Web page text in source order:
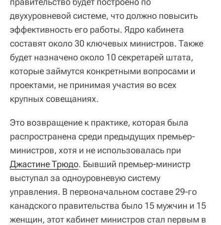
двухуровневой системе, что должно повысить
эффективность его работы. Ядро кабинета
составят около 30 ключевых министров. Также
будет назначено около 10 секретарей штата,
которые займутся конкретными вопросами и
проектами, не принимая участия во всех
крупных совещаниях.
Это возвращение к практике, которая была
распространена среди предыдущих премьер-
министров, хотя и не использовалась при
Джастине Трюдо. Бывший премьер-министр
выступал за одноуровневую систему
управления. В первоначальном составе 29-го
канадского правительства было 15 мужчин и 15
женщин, этот кабинет министров стал первым в